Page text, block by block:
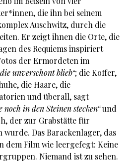
die ihn bei seinem
Auschwitz, durch die
Er zeigt ihnen die Orte, die
des Requiems inspiriert
der Ermordeten im
unverschont blieb“; die Koffer,
die Haare, die
und überall, sagt
noch in den Steinen stecken“und
der zur Grabstätte für
Das Barackenlager, das
dem Film wie leergefegt: Keine
Niemand ist zu sehen.